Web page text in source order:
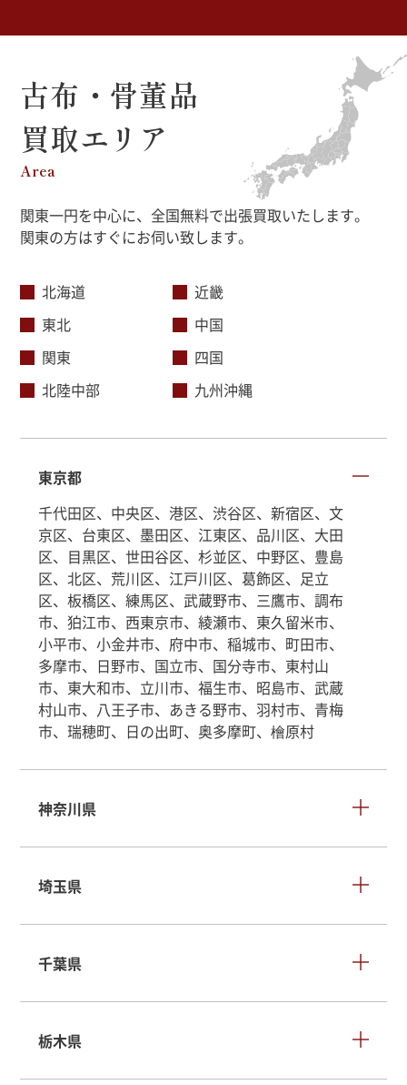
古布・骨董品
買取エリア
Area
関東一円を中心に、全国無料で出張買取いたします。
関東の方はすぐにお伺い致します。
北海道
東北
関東
北陸中部
近畿
中国
四国
九州沖縄
東京都
千代田区、中央区、港区、渋谷区、新宿区、文
京区、台東区、墨田区、江東区、品川区、大田
区、目黒区、世田谷区、杉並区、中野区、豊島
区、北区、荒川区、江戸川区、葛飾区、足立
区、板橋区、練馬区、武蔵野市、三鷹市、調布
市、狛江市、西東京市、綾瀬市、東久留米市、
小平市、小金井市、府中市、稲城市、町田市、
多摩市、日野市、国立市、国分寺市、東村山
市、東大和市、立川市、福生市、昭島市、武蔵
村山市、八王子市、あきる野市、羽村市、青梅
市、瑞穂町、日の出町、奥多摩町、檜原村
神奈川県
埼玉県
千葉県
栃木県